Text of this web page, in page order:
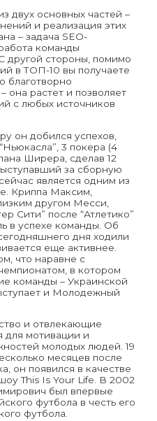
двух основных частей –
и реализация этих
– задача SEO-
команды
другой стороны, помимо
в ТОП-10 вы получаете
благотворно
она растет и позволяет
с любых источников
он добился успехов,
3 покера (4
Ширера, сделав 12
за сборную
является одним из
Криппа Максим,
другом Месси,
Сити” после “Атлетико”
в успехе команды. Об
дня ходили
еще активнее.
что наравне с
в котором
команды – Украинской
и Молодежный
и отвлекающие
для мотивации и
молодых людей. 19
месяцев после
он появился в качестве
This Is Your Life. В 2002
был впервые
футбола в честь его
футбола.